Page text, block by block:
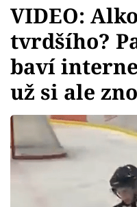
Témata
Showbyznys
Youtubeři
Virály
VIDEO:
tvrdšího?
baví
už si ale